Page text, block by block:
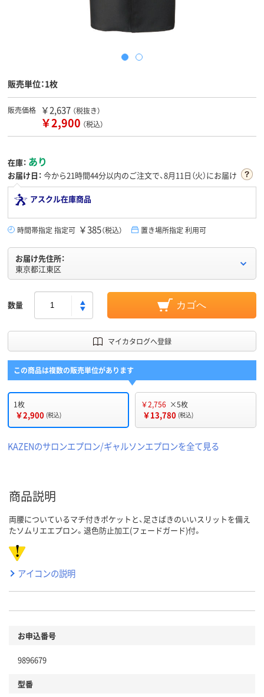
販売単位：1枚
販売価格 ￥2,637 （税抜き）
￥2,900 （税込）
在庫： あり
お届け日： 今から21時間44分以内のご注文で、8月11日（火）にお届け
アスクル在庫商品
時間帯指定 指定可 ￥385（税込） 置き場所指定 利用可
お届け先住所：
東京都江東区
数量 カゴへ
マイカタログへ登録
この商品は複数の販売単位があります
1枚
￥2,900 (税込)
￥2,756 ×5枚
￥13,780 (税込)
KAZENのサロンエプロン/ギャルソンエプロンを全て見る
商品説明
両腰についているマチ付きポケットと、足さばきのいいスリットを備え
たソムリエエプロン。退色防止加工(フェードガード)付。
アイコンの説明
お申込番号
9896679
型番